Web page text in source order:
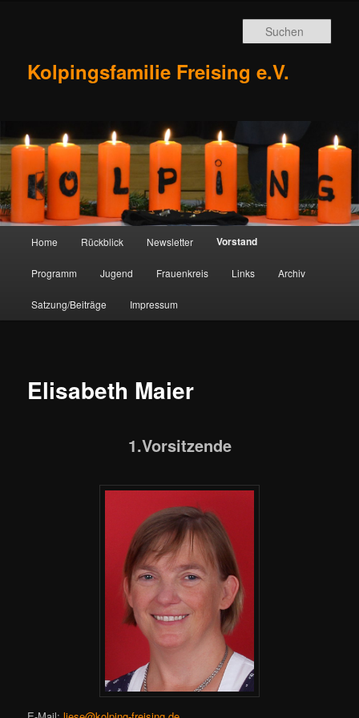
Kolpingsfamilie Freising e.V.
Home Rückblick Newsletter Vorstand
Programm Jugend Frauenkreis Links Archiv
Satzung/Beiträge Impressum
Elisabeth Maier
1.Vorsitzende